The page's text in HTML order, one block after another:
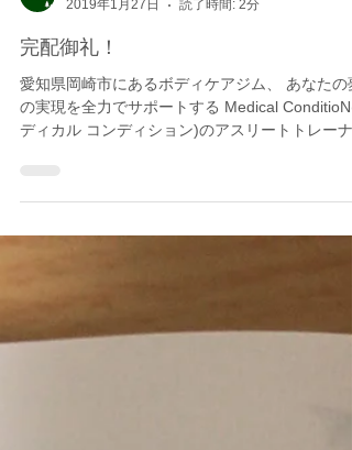
2019年1月27日
完配御礼！
愛知県岡崎市にあるボディケアジム、 あなたの夢
ー・パフォーマンス向上担当のMatchです！ 前回